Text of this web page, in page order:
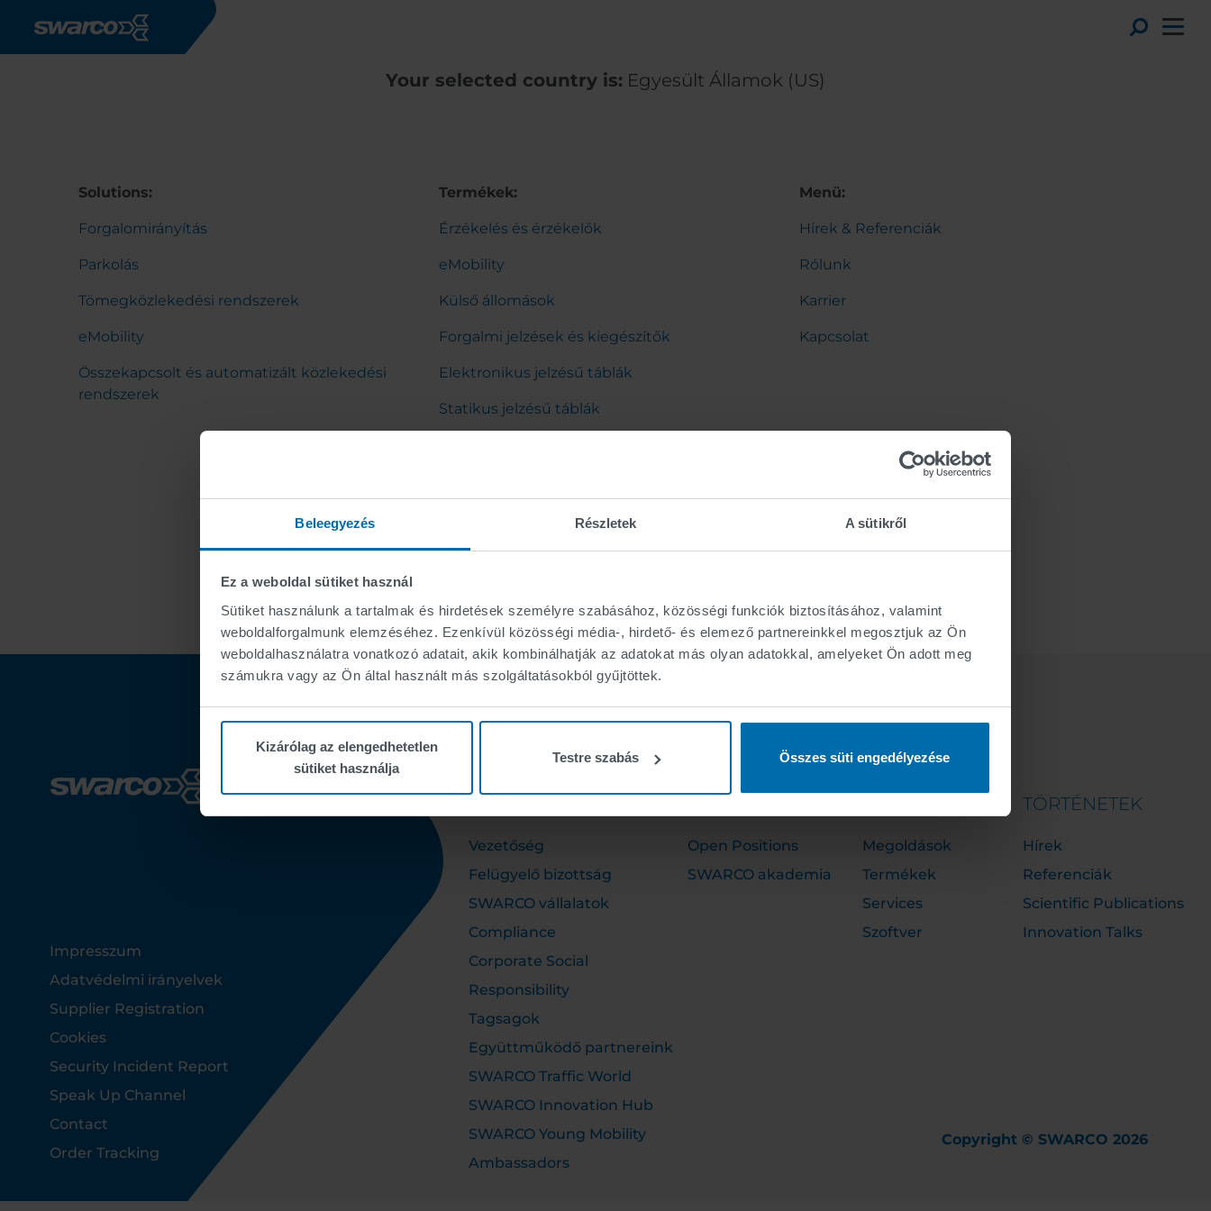
Beleegyezés Részletek A sütikről
Ez a weboldal sütiket használ
Sütiket használunk a tartalmak és hirdetések személyre szabásához, közösségi funkciók biztosításához, valamint
weboldalforgalmunk elemzéséhez. Ezenkívül közösségi média-, hirdető- és elemező partnereinkkel megosztjuk az Ön
weboldalhasználatra vonatkozó adatait, akik kombinálhatják az adatokat más olyan adatokkal, amelyeket Ön adott meg
számukra vagy az Ön által használt más szolgáltatásokból gyűjtöttek.
Kizárólag az elengedhetetlen
sütiket használja
Testre szabás Összes süti engedélyezése
Your selected country is: Egyesült Államok (US)
Solutions:
Forgalomirányítás
Parkolás
Tömegközlekedési rendszerek
eMobility
Összekapcsolt és automatizált közlekedési
rendszerek
Termékek:
Érzékelés és érzékelők
eMobility
Külső állomások
Forgalmi jelzések és kiegészítők
Elektronikus jelzésű táblák
Statikus jelzésű táblák
Hidak és tartó-oszlopok
Menü:
Hírek & Referenciák
Rólunk
Karrier
Kapcsolat
Footer
Impresszum
Adatvédelmi irányelvek
Supplier Registration
Cookies
Security Incident Report
Speak Up Channel
Contact
Order Tracking
Vezetőség
Felügyelő bizottság
SWARCO vállalatok
Compliance
Corporate Social
Responsibility
Tagsagok
Együttműködő partnereink
SWARCO Traffic World
SWARCO Innovation Hub
SWARCO Young Mobility
Ambassadors
Open Positions
SWARCO akademia
Megoldások
Termékek
Services
Szoftver
TÖRTÉNETEK
Hírek
Referenciák
Scientific Publications
Innovation Talks
Copyright © SWARCO 2026